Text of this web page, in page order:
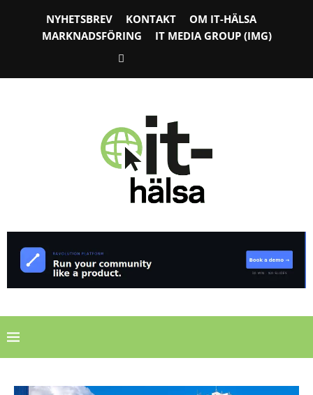
NYHETSBREV KONTAKT
OM IT-HÄLSA
MARKNADSFÖRING
IT MEDIA GROUP (IMG)